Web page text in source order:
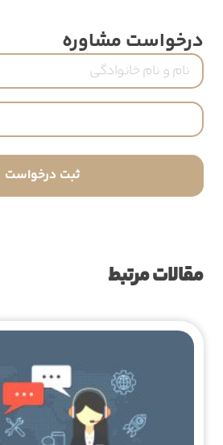
درخواست مشاوره
نام
و
نام
خانوادگی
(ضروری)
شماره
تماس
(ضروری)
مقالات مرتبط